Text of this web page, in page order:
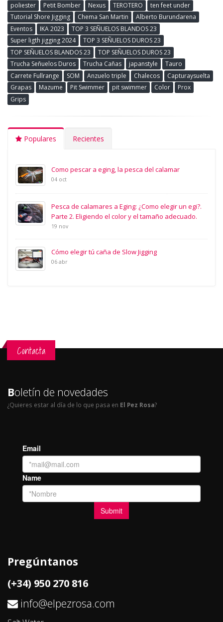
poliester
Petit Bomber Nexus TEROTERO
ten feet under
Tutorial Shore Jigging
Chema San Martin
Alberto Burundarena
Eventos
IKA 2023
TOP 3 SEÑUELOS BLANDOS 23
Super ligth jigging 2024
TOP 3 SEÑUELOS DUROS 23
TOP SEÑUELOS BLANDOS 23
TOP SEÑUELOS DUROS 23
Trucha Señuelos Duros
Trucha Cañas japanstyle
Tauro
Carrete Fullrange
SOM Anzuelo triple Chalecos
Capturaysuelta
Grapas
Mazume Pit Swimmer pit swimmer Color
Prox
Grips
Populares Recientes
Como pescar a eging, la pesca del calamar
04 oct
Pesca de calamares a Eging: ¿Como elegir un egi?.
Parte 2. Eligiendo el color y el tamaño adecuado.
19 nov
Cómo elegir tú caña de Slow Jigging
06 abr
Contacta
Boletín de novedades
¿Quieres estar al día de lo que pasa en El Pez Rosa?
Pregúntanos
(+34) 950 270 816
info@elpezrosa.com